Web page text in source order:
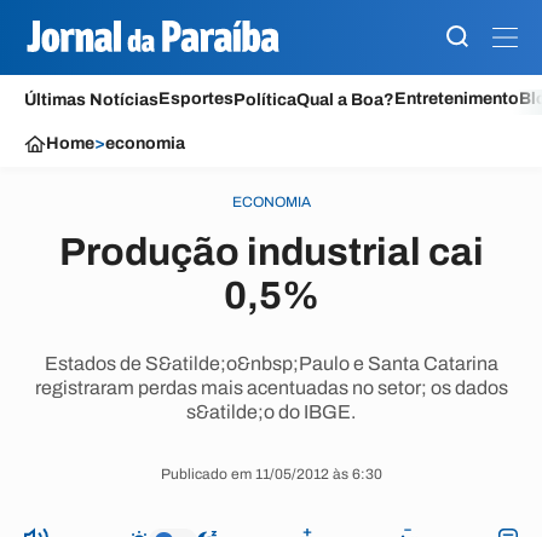
Últimas NotíciasEsportesPolíticaQual a Boa?Entretenimento
Home>economia
ECONOMIA
Produção industrial cai
0,5%
Estados de S&atilde;o&nbsp;Paulo e Santa Catarina
registraram perdas mais acentuadas no setor; os dados
s&atilde;o do IBGE.
Publicado em 11/05/2012 às 6:30